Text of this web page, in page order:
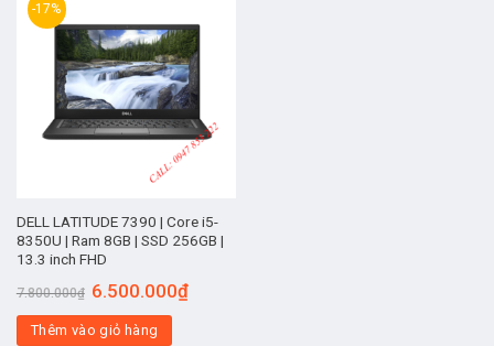
-17%
DELL LATITUDE 7390 | Core i5-
8350U | Ram 8GB | SSD 256GB |
13.3 inch FHD
7.800.000₫ 6.500.000₫
Thêm vào giỏ hàng